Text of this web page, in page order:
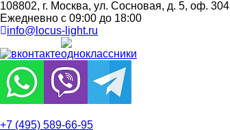
108802, г. Москва, ул. Сосновая, д. 5, оф. 304
Ежедневно с 09:00 до 18:00
info@locus-light.ru
+7 (495) 589-66-95